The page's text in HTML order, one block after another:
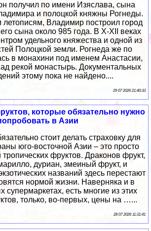
получил по имени Изяслава, сына
и полоцкой княжны Рогнеды.
Владимир построил город
сына около 985 года. В X-XII веках
удельного княжества и одной из
Полоцкой земли. Рогнеда же по
в монахини под именем Анастасии,
рекой монастырь. Документальных
этому пока не найдено....
29 07 2026 21:40:33
которые обязательно нужно
в Азии
стоит делать страховку для
юго-восточной Азии – это просто
фруктов. Драконов фрукт,
дуриан, змеиный фрукт, и
названий здесь перестают
нормой жизни. Наверняка и в
супермаркетах, есть многие из этих
только, во-первых, цены на …...
28 07 2026 11:31:41